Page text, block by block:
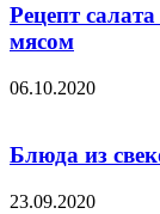
Рецепт
мясом
06.10.2020
Блюда из
23.09.2020